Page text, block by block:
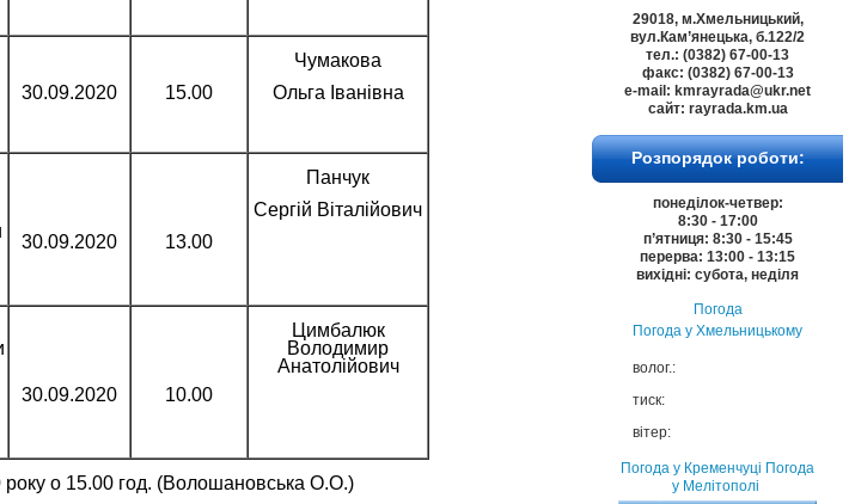
29018, м.Хмельницький,
вул.Кам’янецька, б.122/2
тел.: (0382) 67-00-13
факс: (0382) 67-00-13
e-mail: kmrayrada@ukr.net
сайт: rayrada.km.ua
Розпорядок роботи:
понеділок-четвер:
8:30 - 17:00
п’ятниця: 8:30 - 15:45
перерва: 13:00 - 13:15
вихідні: субота, неділя
Погода
Погода у Хмельницькому
волог.:
тиск:
вітер:
Погода у Кременчуці Погода
у Мелітополі
30.09.2020 15.00
Чумакова
Ольга Іванівна
30.09.2020 13.00
Панчук
Сергій Віталійович
30.09.2020 10.00
Цимбалюк
Володимир
Анатолійович
року о 15.00 год. (Волошановська О.О.)